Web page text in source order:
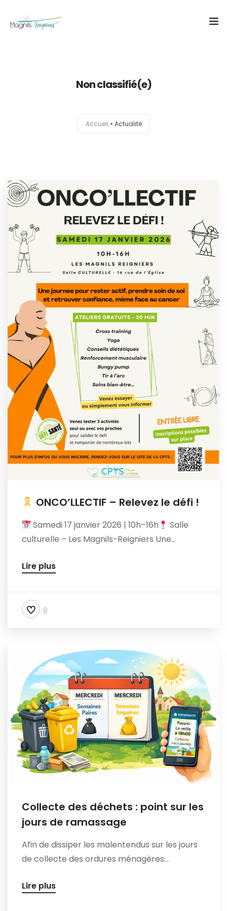
Décourvir
Non classifié(e)
Accueil Actualité
ONCO’LLECTIF – Relevez le défi !
Samedi 17 janvier 2026 | 10h–16h
Salle
culturelle – Les Magnils-Reigniers Une...
Lire plus
8
Collecte des déchets : point sur les
jours de ramassage
Afin de dissiper les malentendus sur les jours
de collecte des ordures ménagères...
Lire plus